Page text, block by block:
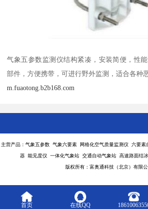
气象五参数监测仪结构紧凑，安装简便，性
部件，方便携带，可进行野外监测，适合各种
m.fuaotong.b2b168.com
主营产品：气象五参数 气象六要素 网格化空气质量监测仪 六要素
器 能见度仪 一体化气象站 交通自动气象站 高速路面结
版权所有：富奥通科技（北京）有限公
首页 在线QQ